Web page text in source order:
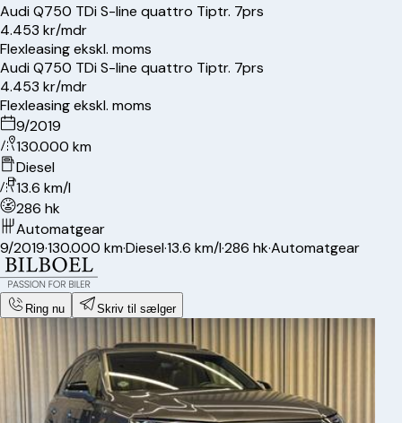
AudiQ750 TDi S-line quattro Tiptr. 7prs
4.453 kr/mdr
Flexleasing ekskl. moms
AudiQ750 TDi S-line quattro Tiptr. 7prs
4.453 kr/mdr
Flexleasing ekskl. moms
9/2019
130.000 km
Diesel
13.6 km/l
286 hk
Automatgear
9/2019·130.000 km·Diesel·13.6 km/l·286 hk·Automatgear
Ring nu Skriv til sælger